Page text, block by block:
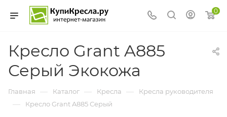
0
Кресло Grant A885
Серый Экокожа
Главная — Каталог — Кресла — Кресла руководителя
— Кресло Grant A885 Серый